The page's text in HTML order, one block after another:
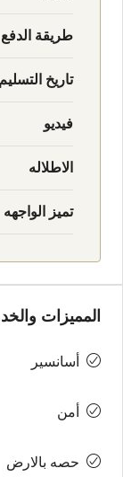
طريقة الدفع
تاريخ التسليم
فيديو
الاطلاله
تميز الواجهه
المميزات
أسانسير
أمن
حصه بالارض